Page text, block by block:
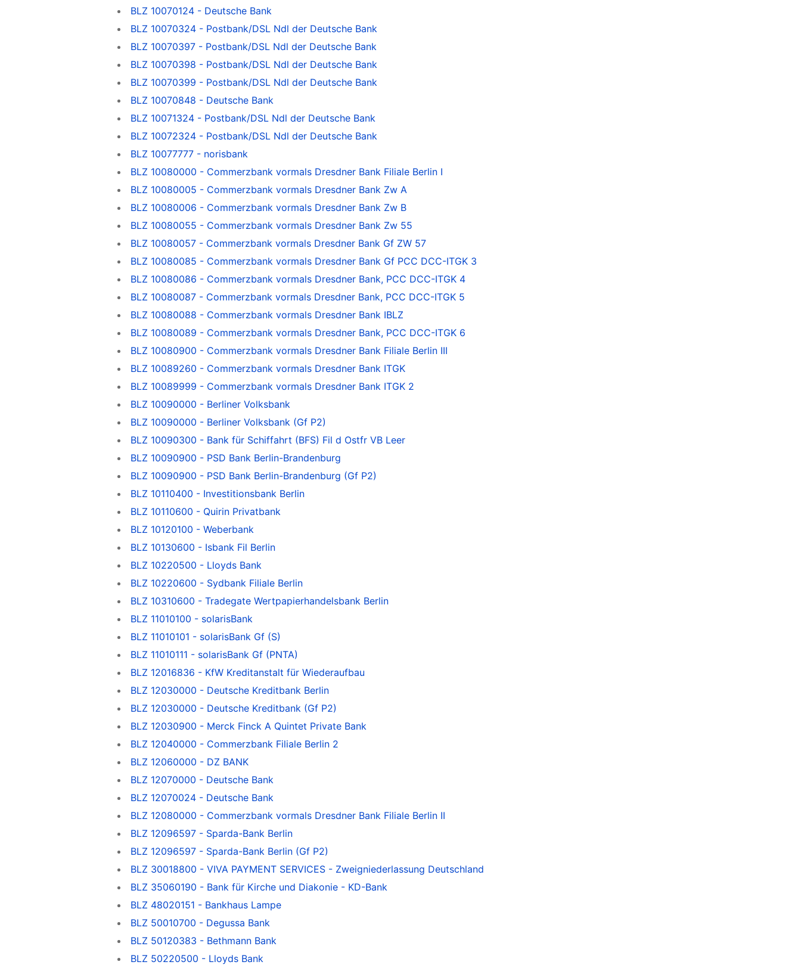
BLZ 10070124 - Deutsche Bank
BLZ 10070324 - Postbank/DSL Ndl der Deutsche Bank
BLZ 10070397 - Postbank/DSL Ndl der Deutsche Bank
BLZ 10070398 - Postbank/DSL Ndl der Deutsche Bank
BLZ 10070399 - Postbank/DSL Ndl der Deutsche Bank
BLZ 10070848 - Deutsche Bank
BLZ 10071324 - Postbank/DSL Ndl der Deutsche Bank
BLZ 10072324 - Postbank/DSL Ndl der Deutsche Bank
BLZ 10077777 - norisbank
BLZ 10080000 - Commerzbank vormals Dresdner Bank Filiale Berlin I
BLZ 10080005 - Commerzbank vormals Dresdner Bank Zw A
BLZ 10080006 - Commerzbank vormals Dresdner Bank Zw B
BLZ 10080055 - Commerzbank vormals Dresdner Bank Zw 55
BLZ 10080057 - Commerzbank vormals Dresdner Bank Gf ZW 57
BLZ 10080085 - Commerzbank vormals Dresdner Bank Gf PCC DCC-ITGK 3
BLZ 10080086 - Commerzbank vormals Dresdner Bank, PCC DCC-ITGK 4
BLZ 10080087 - Commerzbank vormals Dresdner Bank, PCC DCC-ITGK 5
BLZ 10080088 - Commerzbank vormals Dresdner Bank IBLZ
BLZ 10080089 - Commerzbank vormals Dresdner Bank, PCC DCC-ITGK 6
BLZ 10080900 - Commerzbank vormals Dresdner Bank Filiale Berlin III
BLZ 10089260 - Commerzbank vormals Dresdner Bank ITGK
BLZ 10089999 - Commerzbank vormals Dresdner Bank ITGK 2
BLZ 10090000 - Berliner Volksbank
BLZ 10090000 - Berliner Volksbank (Gf P2)
BLZ 10090300 - Bank für Schiffahrt (BFS) Fil d Ostfr VB Leer
BLZ 10090900 - PSD Bank Berlin-Brandenburg
BLZ 10090900 - PSD Bank Berlin-Brandenburg (Gf P2)
BLZ 10110400 - Investitionsbank Berlin
BLZ 10110600 - Quirin Privatbank
BLZ 10120100 - Weberbank
BLZ 10130600 - Isbank Fil Berlin
BLZ 10220500 - Lloyds Bank
BLZ 10220600 - Sydbank Filiale Berlin
BLZ 10310600 - Tradegate Wertpapierhandelsbank Berlin
BLZ 11010100 - solarisBank
BLZ 11010101 - solarisBank Gf (S)
BLZ 11010111 - solarisBank Gf (PNTA)
BLZ 12016836 - KfW Kreditanstalt für Wiederaufbau
BLZ 12030000 - Deutsche Kreditbank Berlin
BLZ 12030000 - Deutsche Kreditbank (Gf P2)
BLZ 12030900 - Merck Finck A Quintet Private Bank
BLZ 12040000 - Commerzbank Filiale Berlin 2
BLZ 12060000 - DZ BANK
BLZ 12070000 - Deutsche Bank
BLZ 12070024 - Deutsche Bank
BLZ 12080000 - Commerzbank vormals Dresdner Bank Filiale Berlin II
BLZ 12096597 - Sparda-Bank Berlin
BLZ 12096597 - Sparda-Bank Berlin (Gf P2)
BLZ 30018800 - VIVA PAYMENT SERVICES - Zweigniederlassung Deutschland
BLZ 35060190 - Bank für Kirche und Diakonie - KD-Bank
BLZ 48020151 - Bankhaus Lampe
BLZ 50010700 - Degussa Bank
BLZ 50120383 - Bethmann Bank
BLZ 50220500 - Lloyds Bank